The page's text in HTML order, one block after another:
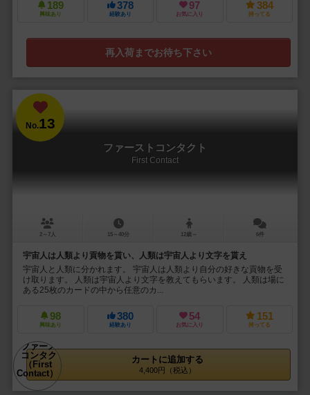
189
興味あり
378
経験あり
97
お気に入り
384
持ってる
再入荷までお待ち下さい
No.13
ファーストコンタクト
First Contact
2～7人 15～40分 12歳～ 6件
宇宙人は人類より貢物を貰い、人類は宇宙人より文字を貰え
宇宙人と人類に分かれます。 宇宙人は人類より自分の好きな貢物を受
け取ります。 人類は宇宙人より文字を教えてもらいます。 人類は場に
ある25枚のカードの中から任意のカ...
98
興味あり
380
経験あり
54
お気に入り
151
持ってる
カートに追加する
4,400円（税込）